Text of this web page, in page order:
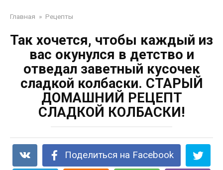
Главная » Рецепты
Так хочется, чтобы каждый из
вас окунулся в детство и
отведал заветный кусочек
сладкой колбаски. СТАРЫЙ
ДОМАШНИЙ РЕЦЕПТ
СЛАДКОЙ КОЛБАСКИ!
Поделиться на Facebook